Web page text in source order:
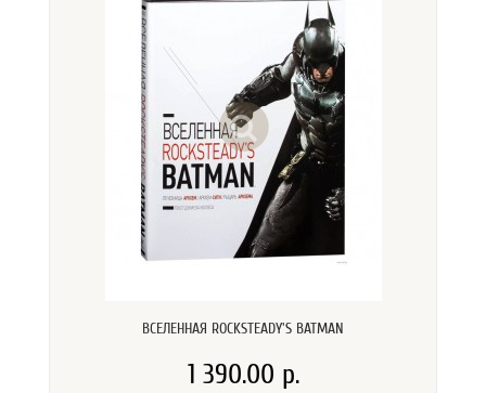
ВСЕЛЕННАЯ ROCKSTEADY'S BATMAN
1 390.00 р.